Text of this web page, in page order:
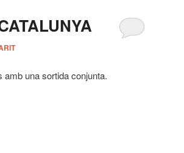
amb una sortida conjunta.